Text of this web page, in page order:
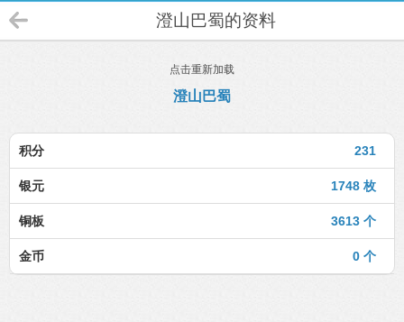
澄山巴蜀的资料
点击重新加载
澄山巴蜀
231
积分
1748 枚
银元
3613 个
铜板
0 个
金币